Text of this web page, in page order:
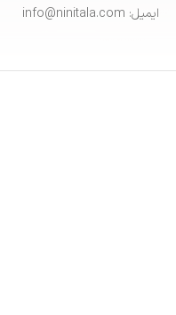
ایمیل: info@ninitala.com